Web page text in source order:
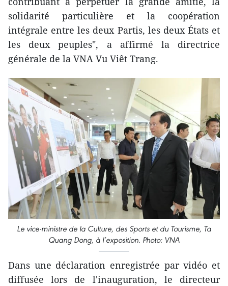
solidarité particulière et la coopération
intégrale entre les deux Partis, les deux États et
les deux peuples", a affirmé la directrice
générale de la VNA Vu Viêt Trang.
Le vice-ministre de la Culture, des Sports et du Tourisme, Ta
Quang Dong, à l’exposition. Photo: VNA
Dans une déclaration enregistrée par vidéo et
diffusée lors de l'inauguration, le directeur